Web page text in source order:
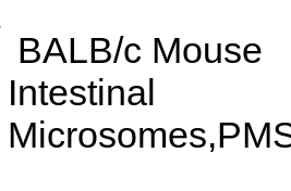
BALB/c Mouse
Intestinal